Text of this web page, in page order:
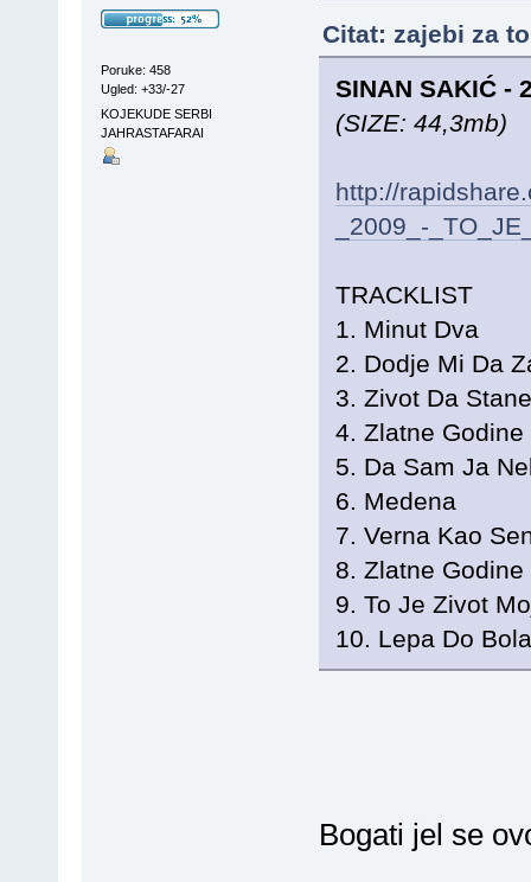
Poruke: 458
Ugled: +33/-27
KOJEKUDE SERBI
JAHRASTAFARAI
Citat: zajebi za
SINAN SAKIĆ -
(SIZE: 44,3mb)
http://
_2009_-
TRACKLIST
1. Minut Dva
2. Dodje Mi Da
3. Zivot Da
4. Zlatne Godine
5. Da Sam Ja
6. Medena
7. Verna Kao
8. Zlatne Godine
9. To Je Zivot
10. Lepa Do
Bogati jel se